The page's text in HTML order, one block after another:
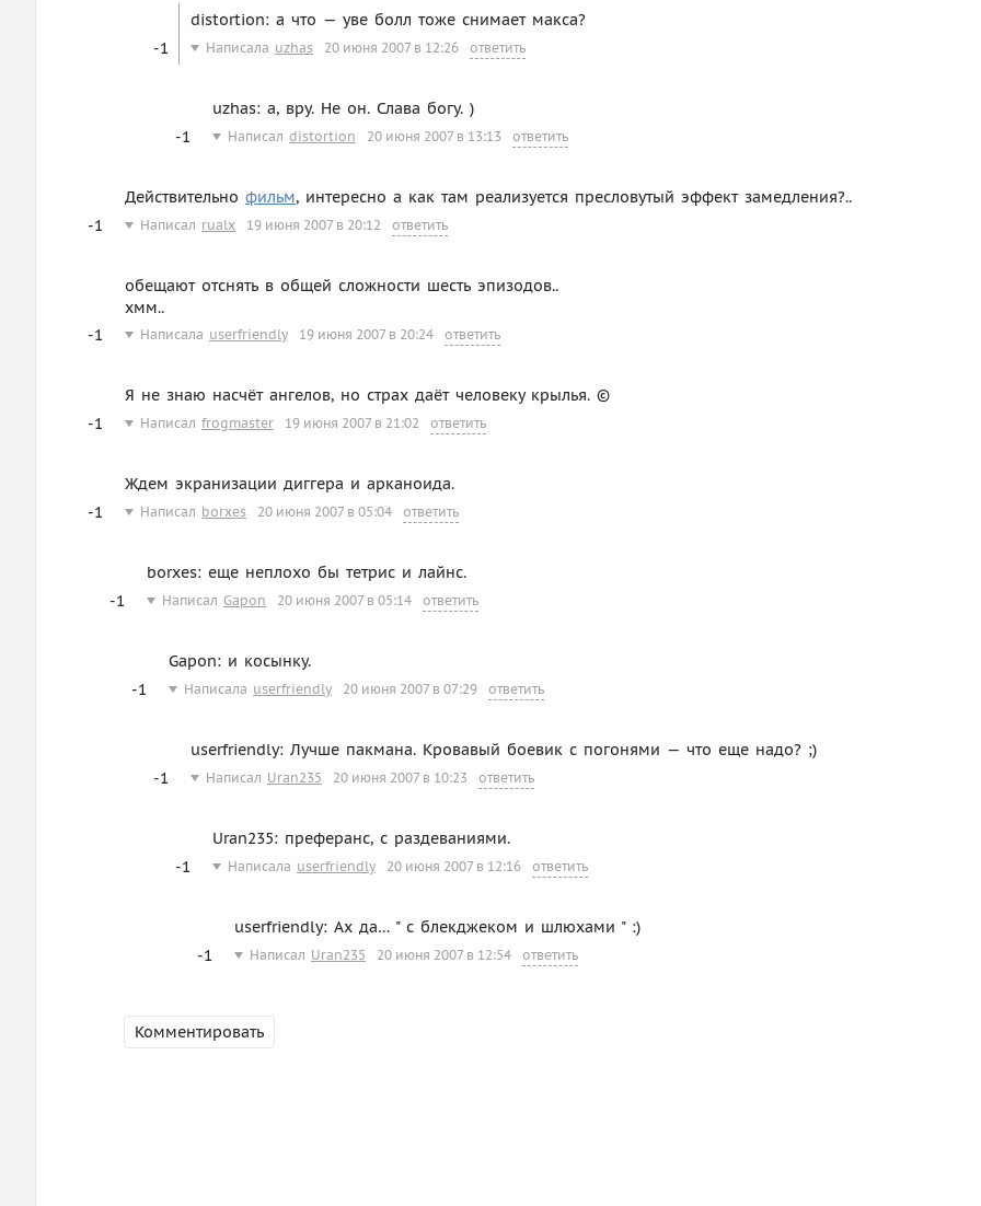
distortion: а что — уве болл тоже снимает макса?
-1
Написала uzhas 20 июня 2007 в 12:26 ответить
uzhas: а, вру. Не он. Слава богу. )
-1
Написал distortion 20 июня 2007 в 13:13 ответить
Действительно фильм, интересно а как там реализуется пресловутый эффект замедления?..
-1
Написал rualx 19 июня 2007 в 20:12 ответить
обещают отснять в общей сложности шесть эпизодов..
хмм..
-1
Написала userfriendly 19 июня 2007 в 20:24 ответить
Я не знаю насчёт ангелов, но страх даёт человеку крылья. ©
-1
Написал frogmaster 19 июня 2007 в 21:02 ответить
Ждем экранизации диггера и арканоида.
-1
Написал borxes 20 июня 2007 в 05:04 ответить
borxes: еще неплохо бы тетрис и лайнс.
-1
Написал Gapon 20 июня 2007 в 05:14 ответить
Gapon: и косынку.
-1
Написала userfriendly 20 июня 2007 в 07:29 ответить
userfriendly: Лучше пакмана. Кровавый боевик с погонями — что еще надо? ;)
-1
Написал Uran235 20 июня 2007 в 10:23 ответить
Uran235: преферанс, с раздеваниями.
-1
Написала userfriendly 20 июня 2007 в 12:16 ответить
userfriendly: Ах да… " с блекджеком и шлюхами " :)
-1
Написал Uran235 20 июня 2007 в 12:54 ответить
Комментировать